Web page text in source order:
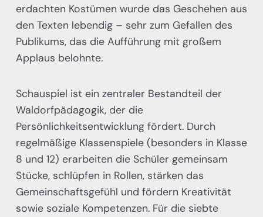
erdachten Kostümen wurde das Geschehen aus
den Texten lebendig – sehr zum Gefallen des
Publikums, das die Aufführung mit großem
Applaus belohnte.
Schauspiel ist ein zentraler Bestandteil der
Waldorfpädagogik, der die
Persönlichkeitsentwicklung fördert. Durch
regelmäßige Klassenspiele (besonders in Klasse
8 und 12) erarbeiten die Schüler gemeinsam
Stücke, schlüpfen in Rollen, stärken das
Gemeinschaftsgefühl und fördern Kreativität
sowie soziale Kompetenzen. Für die siebte